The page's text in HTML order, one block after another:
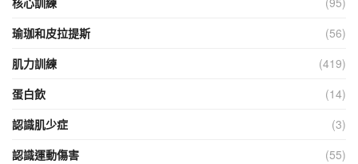
瑜珈和皮拉提斯
(56)
肌力訓練
(419)
蛋白飲
(14)
認識肌少症
(3)
認識運動傷害
(55)